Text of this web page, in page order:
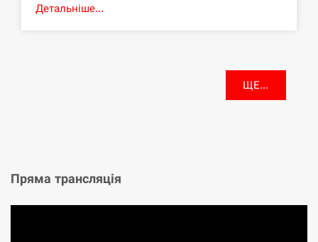
Детальніше...
ЩЕ...
Пряма трансляція